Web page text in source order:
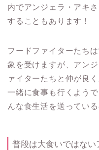
内でアンジェラ・アキ
することもあります！
フードファイターたち
象を受けますが、アン
ァイターたちと仲が良
一緒に食事も行くよう
んな食生活を送ってい
普段は大食いではない